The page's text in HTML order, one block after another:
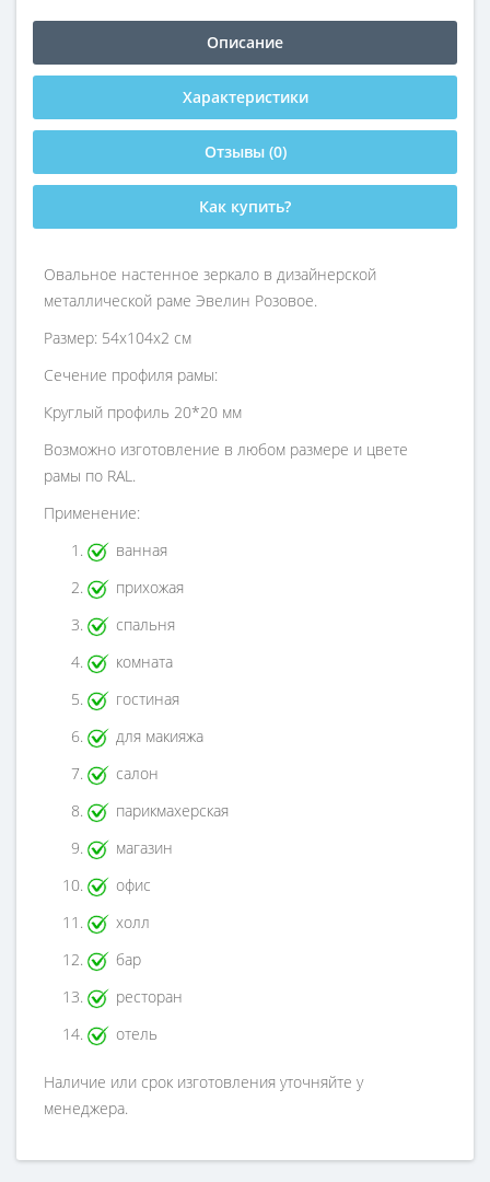
Описание
Характеристики
Отзывы (0)
Как купить?
Овальное настенное зеркало в дизайнерской
металлической раме Эвелин Розовое.
Размер: 54х104х2 см
Сечение профиля рамы:
Круглый профиль 20*20 мм
Возможно изготовление в любом размере и цвете
рамы по RAL.
Применение:
ванная
прихожая
спальня
комната
гостиная
для макияжа
салон
парикмахерская
магазин
офис
холл
бар
ресторан
отель
Наличие или срок изготовления уточняйте у
менеджера.